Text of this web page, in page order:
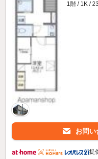
1階 / 1K /
お問い
提